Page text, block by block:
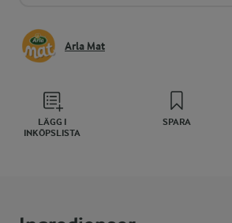
Arla Mat
LÄGG I
INKÖPSLISTA
SPARA